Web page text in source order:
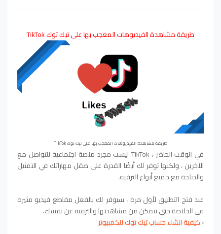
طريقة مشاهدة الفيديوهات المعجب بها على تيك توك TikTok
طريقة مشاهدة الفيديوهات المعجب بها على تيك توك TikTok
في الوقت الحاضر ، TikTok ليست مجرد منصة اجتماعية للتواصل مع
الآخرين ، ولكنها توفر لك أيضًا القدرة على صقل مهاراتك في التمثيل
والدبلجة مع جميع أنواع الترفيه.
عند فتح التطبيق لأول مرة ، سيوفر لك بالفعل مقاطع فيديو مثيرة
في الخلاصة حتى تتمكن من مشاهدتها والترفيه عن نفسك.
›كيفية انشاء حساب تيك توك للكمبيوتر